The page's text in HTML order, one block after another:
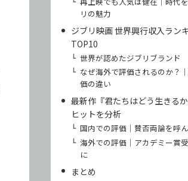
リの魅力
ジブリ映画 世界興行収入ラン
TOP10
世界が認めたジブリブランド
なぜ海外で評価されるのか？
価の違い
最新作『君たちはどう生きる
ヒットを分析
国内での評価｜賛否両論を呼
海外での評価｜アカデミー賞
に
まとめ